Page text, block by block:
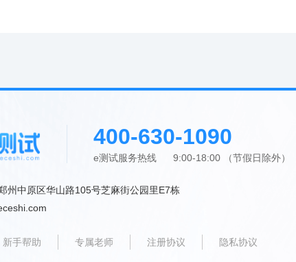
400-630-1090
e测试服务热线 9:00-18:00 （节假日除外）
州中原区华山路105号芝麻街公园里E7栋
新手帮助 专属老师 注册协议 隐私协议